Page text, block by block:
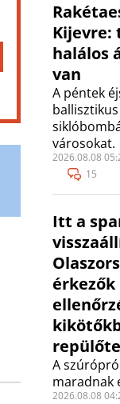
Kijevre:
halálos
van
A péntek
városokat.
2026.08.08
15
Itt a
érkezők
A
maradnak
2026.08.08